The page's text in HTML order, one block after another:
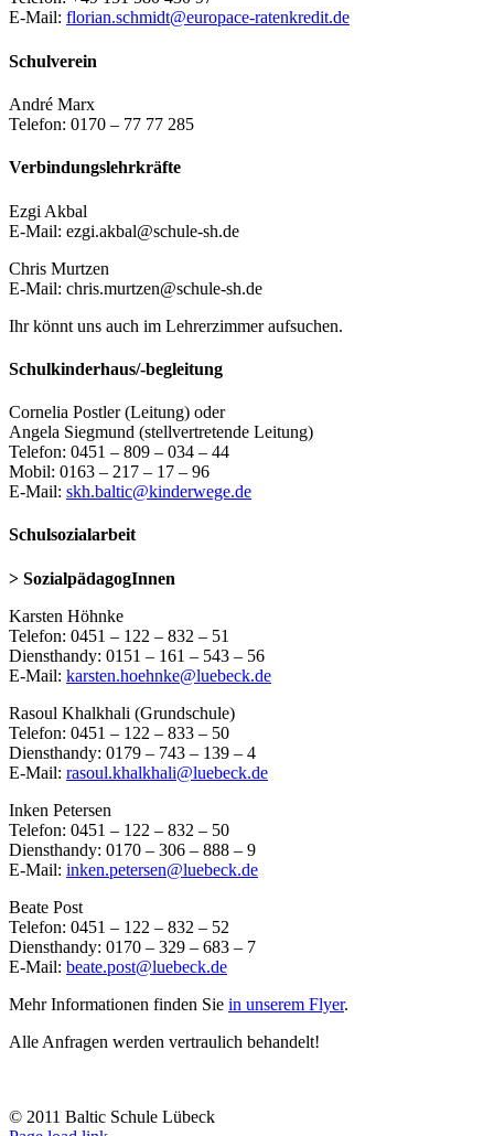
E-Mail: florian.schmidt@europace-ratenkredit.de
Schulverein
André Marx
Telefon: 0170 – 77 77 285
Verbindungslehrkräfte
Ezgi Akbal
E-Mail: ezgi.akbal@schule-sh.de
Chris Murtzen
E-Mail: chris.murtzen@schule-sh.de
Ihr könnt uns auch im Lehrerzimmer aufsuchen.
Schulkinderhaus/-begleitung
Cornelia Postler (Leitung) oder
Angela Siegmund (stellvertretende Leitung)
Telefon: 0451 – 809 – 034 – 44
Mobil: 0163 – 217 – 17 – 96
E-Mail: skh.baltic@kinderwege.de
Schulsozialarbeit
> SozialpädagogInnen
Karsten Höhnke
Telefon: 0451 – 122 – 832 – 51
Diensthandy: 0151 – 161 – 543 – 56
E-Mail: karsten.hoehnke@luebeck.de
Rasoul Khalkhali (Grundschule)
Telefon: 0451 – 122 – 833 – 50
Diensthandy: 0179 – 743 – 139 – 4
E-Mail: rasoul.khalkhali@luebeck.de
Inken Petersen
Telefon: 0451 – 122 – 832 – 50
Diensthandy: 0170 – 306 – 888 – 9
E-Mail: inken.petersen@luebeck.de
Beate Post
Telefon: 0451 – 122 – 832 – 52
Diensthandy: 0170 – 329 – 683 – 7
E-Mail: beate.post@luebeck.de
Mehr Informationen finden Sie in unserem Flyer.
Alle Anfragen werden vertraulich behandelt!
© 2011 Baltic Schule Lübeck